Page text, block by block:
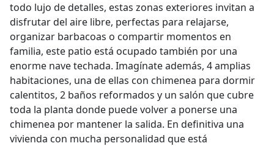
todo lujo de detalles, estas zonas exteriores invitan a
disfrutar del aire libre, perfectas para relajarse,
organizar barbacoas o compartir momentos en
familia, este patio está ocupado también por una
enorme nave techada. Imagínate además, 4 amplias
habitaciones, una de ellas con chimenea para dormir
calentitos, 2 baños reformados y un salón que cubre
toda la planta donde puede volver a ponerse una
chimenea por mantener la salida. En definitiva una
vivienda con mucha personalidad que está